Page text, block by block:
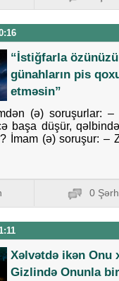
“İstiğfarla
günahların pis
etməsin”
(ə) soruşurlar: –
başa düşür,
İmam (ə) soruşur: –
0 Şərh
Xəlvətdə ikən Onu
Gizlində Onunla